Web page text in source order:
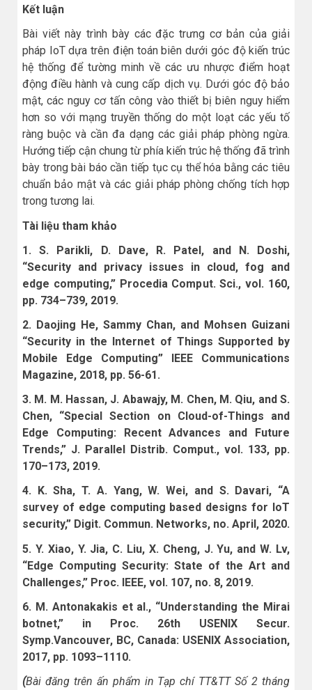
Kết luận
Bài viết này trình bày các đặc trưng cơ bản của giải
pháp IoT dựa trên điện toán biên dưới góc độ kiến trúc
hệ thống để tường minh về các ưu nhược điểm hoạt
động điều hành và cung cấp dịch vụ. Dưới góc độ bảo
mật, các nguy cơ tấn công vào thiết bị biên nguy hiểm
hơn so với mạng truyền thống do một loạt các yếu tố
ràng buộc và cần đa dạng các giải pháp phòng ngừa.
Hướng tiếp cận chung từ phía kiến trúc hệ thống đã trình
bày trong bài báo cần tiếp tục cụ thể hóa bằng các tiêu
chuẩn bảo mật và các giải pháp phòng chống tích hợp
trong tương lai.
Tài liệu tham khảo
1. S. Parikli, D. Dave, R. Patel, and N. Doshi,
“Security and privacy issues in cloud, fog and
edge computing,” Procedia Comput. Sci., vol. 160,
pp. 734–739, 2019.
2. Daojing He, Sammy Chan, and Mohsen Guizani
“Security in the Internet of Things Supported by
Mobile Edge Computing” IEEE Communications
Magazine, 2018, pp. 56-61.
3. M. M. Hassan, J. Abawajy, M. Chen, M. Qiu, and S.
Chen, “Special Section on Cloud-of-Things and
Edge Computing: Recent Advances and Future
Trends,” J. Parallel Distrib. Comput., vol. 133, pp.
170–173, 2019.
4. K. Sha, T. A. Yang, W. Wei, and S. Davari, “A
survey of edge computing based designs for IoT
security,” Digit. Commun. Networks, no. April, 2020.
5. Y. Xiao, Y. Jia, C. Liu, X. Cheng, J. Yu, and W. Lv,
“Edge Computing Security: State of the Art and
Challenges,” Proc. IEEE, vol. 107, no. 8, 2019.
6. M. Antonakakis et al., “Understanding the Mirai
botnet,” in Proc. 26th USENIX Secur.
Symp.Vancouver, BC, Canada: USENIX Association,
2017, pp. 1093–1110.
(Bài đăng trên ấn phẩm in Tạp chí TT&TT Số 2 tháng